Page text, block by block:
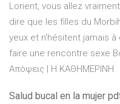
Lorient, vous allez
dire que les filles du
yeux et n'hésitent jamais
faire une rencontre sexe
Απόψεις | Η ΚΑΘΗΜΕΡΙΝΗ
Salud bucal en la mujer